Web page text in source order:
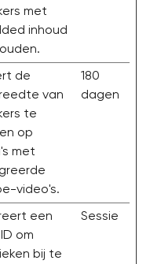
met
inhoud
de
van
te
op
met
video's.
180
dagen
een
om
bij te
Sessie